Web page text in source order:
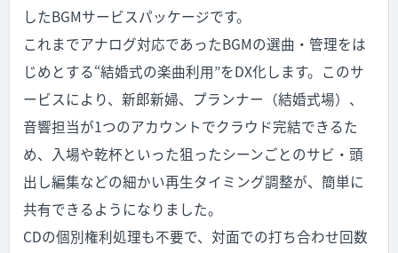
したBGMサービスパッケージです。
これまでアナログ対応であったBGMの選曲・管理をは
じめとする“結婚式の楽曲利用”をDX化します。このサ
ービスにより、新郎新婦、プランナー（結婚式場）、
音響担当が1つのアカウントでクラウド完結できるた
め、入場や乾杯といった狙ったシーンごとのサビ・頭
出し編集などの細かい再生タイミング調整が、簡単に
共有できるようになりました。
CDの個別権利処理も不要で、対面での打ち合わせ回数